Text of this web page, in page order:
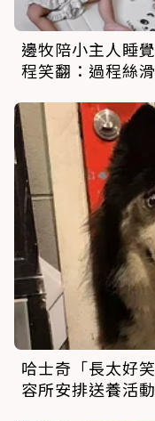
邊牧陪小主人睡
程笑翻：過程絲
哈士奇「長太好
容所安排送養活